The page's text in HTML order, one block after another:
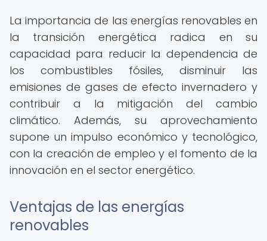
La importancia de las energías renovables en
la transición energética radica en su
capacidad para reducir la dependencia de
los combustibles fósiles, disminuir las
emisiones de gases de efecto invernadero y
contribuir a la mitigación del cambio
climático. Además, su aprovechamiento
supone un impulso económico y tecnológico,
con la creación de empleo y el fomento de la
innovación en el sector energético.
Ventajas de las energías
renovables